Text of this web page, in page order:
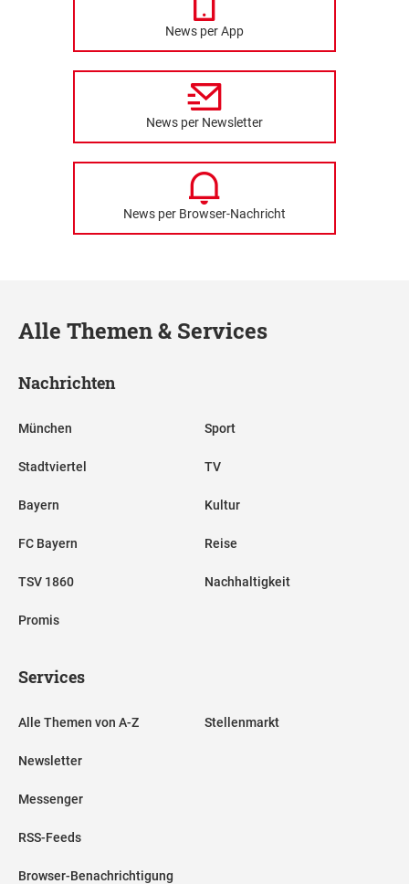
News per App
News per Newsletter
News per Browser-Nachricht
Alle Themen & Services
Nachrichten
München
Stadtviertel
Bayern
FC Bayern
TSV 1860
Promis
Sport
TV
Kultur
Reise
Nachhaltigkeit
Services
Alle Themen von A-Z
Newsletter
Messenger
RSS-Feeds
Browser-Benachrichtigung
Stellenmarkt